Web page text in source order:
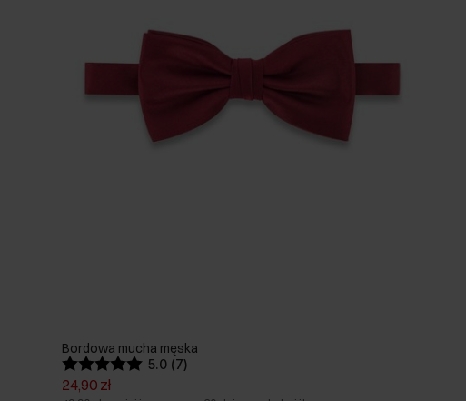
Bordowa mucha męska
5.0 (7)
24,90 zł